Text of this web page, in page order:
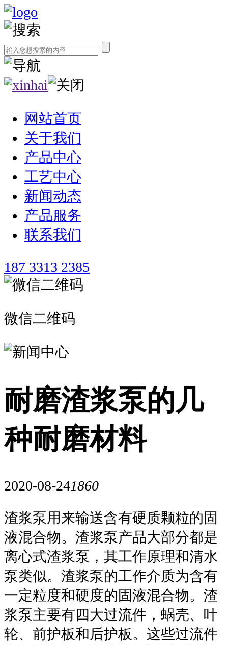
网站首页
关于我们
产品中心
工艺中心
新闻动态
产品服务
联系我们
187 3313 2385
微信二维码
耐磨渣浆泵的几
种耐磨材料
2020-08-241860
渣浆泵用来输送含有硬质颗粒的固
液混合物。渣浆泵产品大部分都是
离心式渣浆泵，其工作原理和清水
泵类似。渣浆泵的工作介质为含有
一定粒度和硬度的固液混合物。渣
浆泵主要有四大过流件，蜗壳、叶
轮、前护板和后护板。这些过流件